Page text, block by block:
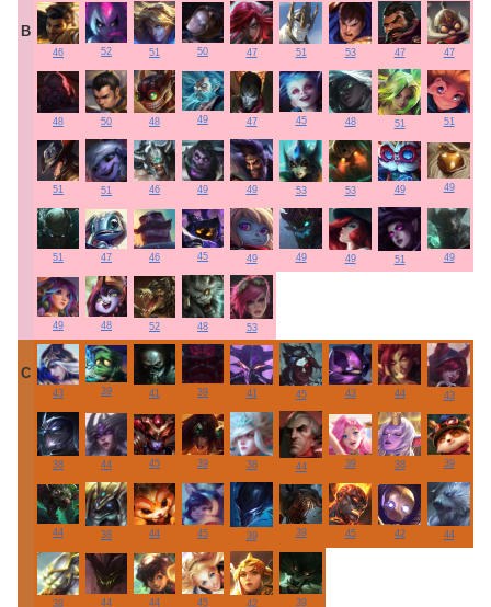
B
46 52 51 50 47 51 53 47 47
48 50 48 49 47 45 48 51 51
51 51 46 49 49 53 53 49 49
51 47 46 45 49 49 49 51 49
49 48 52 48 53
C
43 39 41 39 41 45 43 44 43
38 44 45 39 38 44 39 38 39
44 38 44 45 39 39 45 42 44
38 44 44 45 42 39